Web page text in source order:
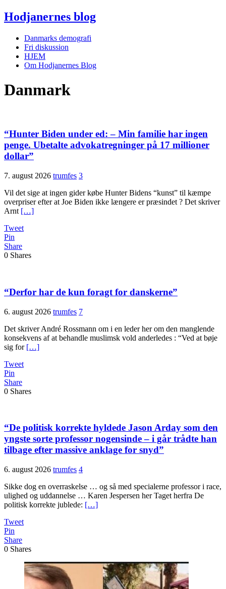
Hodjanernes blog
Danmarks demografi
Fri diskussion
HJEM
Om Hodjanernes Blog
Danmark
“Hunter Biden under ed: – Min familie har ingen
penge. Ubetalte advokat­regninger på 17 millioner
dollar”
7. august 2026 trumfes 3
Vil det sige at ingen gider købe Hunter Bidens “kunst” til kæmpe
overpriser efter at Joe Biden ikke længere er præsindet ? Det skriver
Arnt […]
Tweet
Pin
Share
0 Shares
“Derfor har de kun foragt for danskerne”
6. august 2026 trumfes 7
Det skriver André Rossmann om i en leder her om den manglende
konsekvens af at behandle muslimsk vold anderledes : “Ved at bøje
sig for […]
Tweet
Pin
Share
0 Shares
“De politisk korrekte hyldede Jason Arday som den
yngste sorte professor nogensinde – i går trådte han
tilbage efter massive anklage for snyd”
6. august 2026 trumfes 4
Sikke dog en overraskelse … og så med specialerne professor i race,
ulighed og uddannelse … Karen Jespersen her Taget herfra De
politisk korrekte jublede: […]
Tweet
Pin
Share
0 Shares